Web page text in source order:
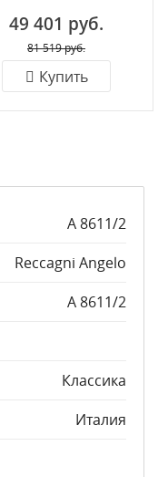
49 401 руб.
81 519 руб.
Купить
A 8611/2
Reccagni Angelo
A 8611/2
Классика
Италия